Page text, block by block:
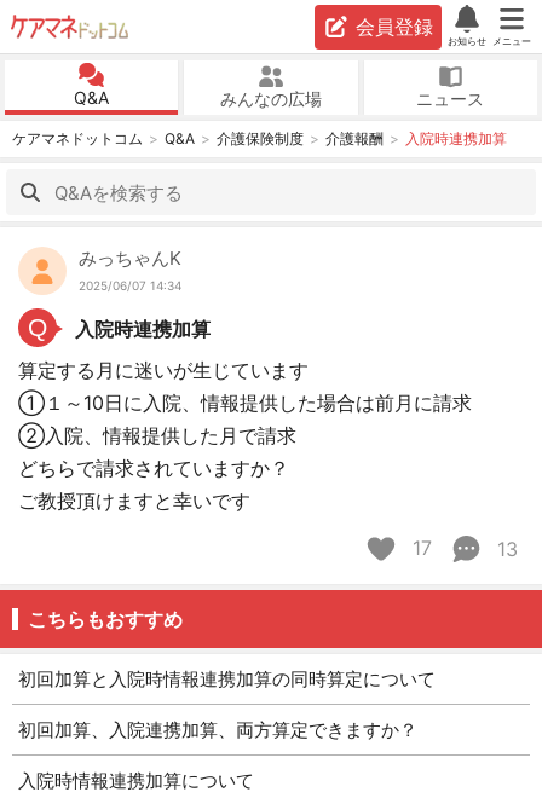
会員登録
お知らせ メニュー
Q&A みんなの広場 ニュース
ケアマネドットコム Q&A 介護保険制度 介護報酬 入院時連携加算
みっちゃんK
2025/06/07 14:34
Q
入院時連携加算
算定する月に迷いが生じています
①１～10日に入院、情報提供した場合は前月に請求
②入院、情報提供した月で請求
どちらで請求されていますか？
ご教授頂けますと幸いです
17
13
こちらもおすすめ
初回加算と入院時情報連携加算の同時算定について
初回加算、入院連携加算、両方算定できますか？
入院時情報連携加算について